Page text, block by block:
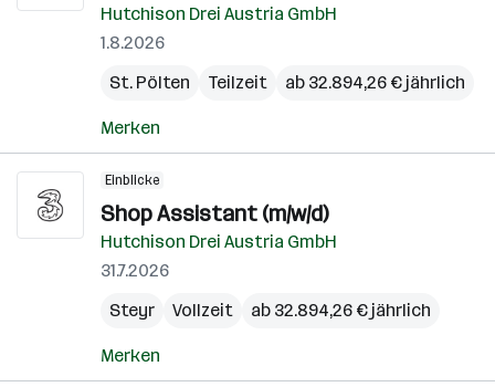
Hutchison Drei Austria GmbH
1.8.2026
St. Pölten
Teilzeit ab 32.894,26 € jährlich
Merken
Einblicke
Shop Assistant (m/w/d)
Hutchison Drei Austria GmbH
31.7.2026
Steyr
Vollzeit ab 32.894,26 € jährlich
Merken